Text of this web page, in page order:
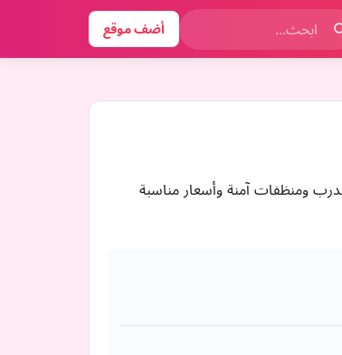
أضف موقع
ومنظفات آمنة وأسعار مناسبة